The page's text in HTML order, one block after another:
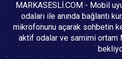
MARKASESLİ.COM - Mobil
odaları ile anında bağlantı
mikrofonunu açarak sohbetin
aktif odalar ve samimi ortam